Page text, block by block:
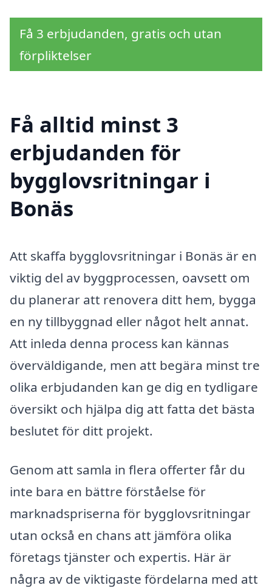
Få 3 erbjudanden, gratis och utan
förpliktelser
Få alltid minst 3
erbjudanden för
bygglovsritningar i
Bonäs
Att skaffa bygglovsritningar i Bonäs är en
viktig del av byggprocessen, oavsett om
du planerar att renovera ditt hem, bygga
en ny tillbyggnad eller något helt annat.
Att inleda denna process kan kännas
överväldigande, men att begära minst tre
olika erbjudanden kan ge dig en tydligare
översikt och hjälpa dig att fatta det bästa
beslutet för ditt projekt.
Genom att samla in flera offerter får du
inte bara en bättre förståelse för
marknadspriserna för bygglovsritningar
utan också en chans att jämföra olika
företags tjänster och expertis. Här är
några av de viktigaste fördelarna med att